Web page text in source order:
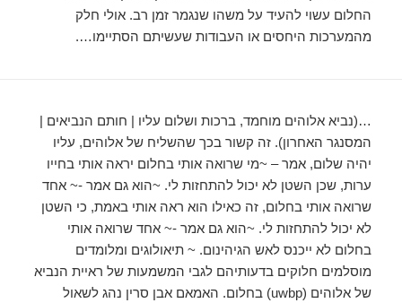
החלום עשוי להעיד על משהו שנגמר זמן רב. אולי חלק
מהמערכות היחסים או העבודות שעשיתם הסתיימו….
…(נביא אלוהים מוחמד, ברכות ושלום עליו | חותם הנביאים |
המסנגר האחרון). זה קשור בכך שהשליח של אלוהים, עליו
יהיה שלום, אמר – ~מי שרואה אותי בחלום יראה אותי בחייו
ערות, שכן השטן לא יכול להתחזות לי. ~הוא גם אמר -~ אחד
שרואה אותי בחלום, זה כאילו הוא ראה אותי באמת, כי השטן
לא יכול להתחזות לי. ~הוא גם אמר -~ אחד שרואה אותי
בחלום לא ייכנס לאש הגיהינום. ~ תיאולוגים ומלומדים
מוסלמים חלוקים בדעותיהם לגבי המשמעות של ראיית הנביא
של אלוהים (uwbp) בחלום. האמאם אבן סרין נהג לשאול